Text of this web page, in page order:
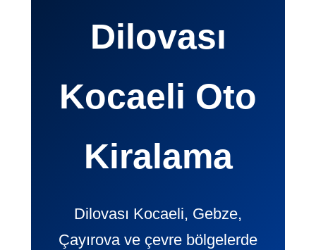
Dilovası
Kocaeli Oto
Kiralama
Dilovası Kocaeli, Gebze,
Çayırova ve çevre bölgelerde